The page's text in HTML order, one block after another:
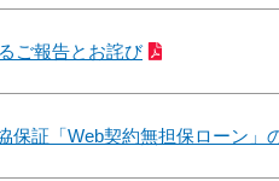
ご報告とお詫び
保証「Web契約無担保ローン」